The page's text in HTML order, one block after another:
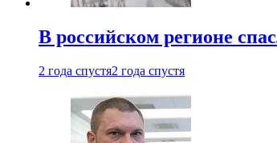
В российском регионе
2 года спустя2 года спустя